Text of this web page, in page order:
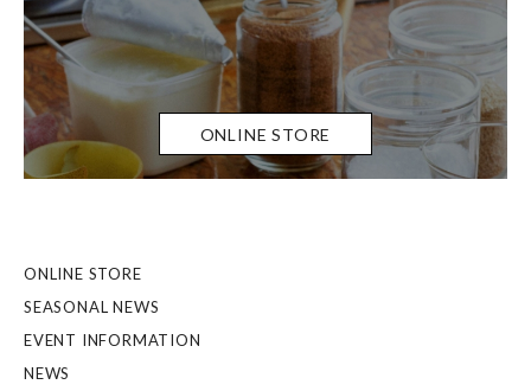
ONLINE STORE
ONLINE STORE
SEASONAL NEWS
EVENT INFORMATION
NEWS